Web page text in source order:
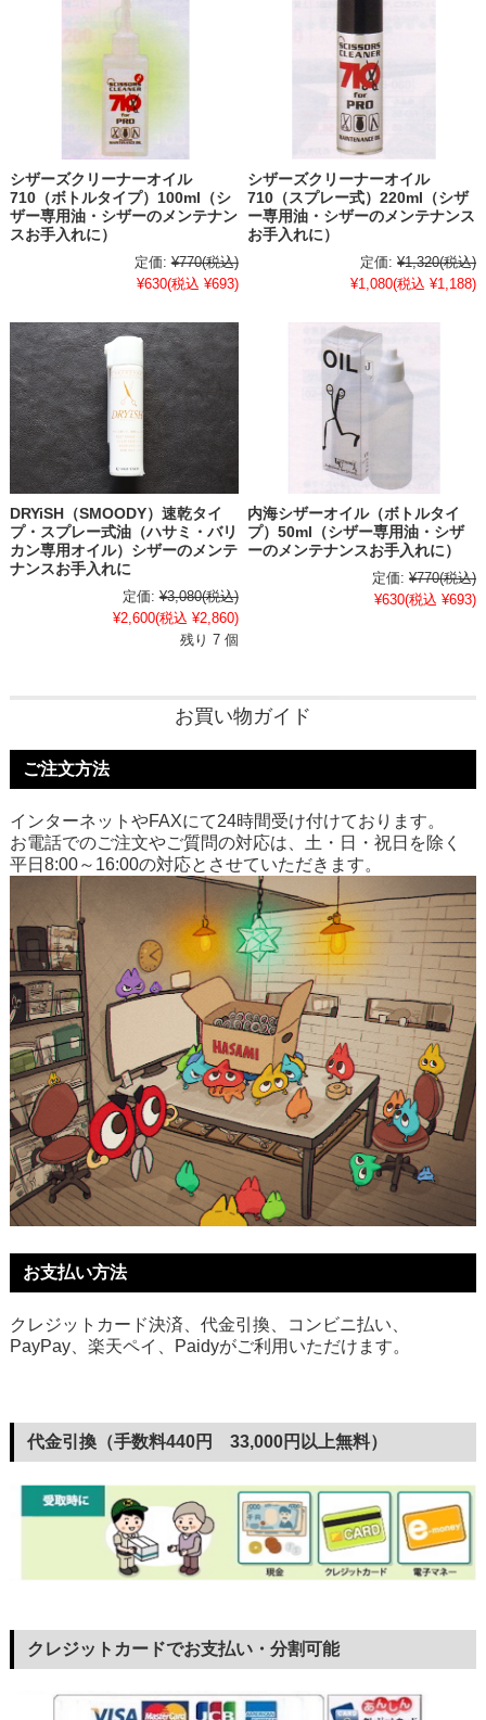
シザーズクリーナーオイル
710（ボトルタイプ）100ml（シ
ザー専用油・シザーのメンテナン
スお手入れに）
定価: ¥770(税込)
¥630(税込 ¥693)
シザーズクリーナーオイル
710（スプレー式）220ml（シザ
ー専用油・シザーのメンテナンス
お手入れに）
定価: ¥1,320(税込)
¥1,080(税込 ¥1,188)
DRYiSH（SMOODY）速乾タイ
プ・スプレー式油（ハサミ・バリ
カン専用オイル）シザーのメンテ
ナンスお手入れに
定価: ¥3,080(税込)
¥2,600(税込 ¥2,860)
残り 7 個
内海シザーオイル（ボトルタイ
プ）50ml（シザー専用油・シザ
ーのメンテナンスお手入れに）
定価: ¥770(税込)
¥630(税込 ¥693)
お買い物ガイド
ご注文方法
インターネットやFAXにて24時間受け付けております。
お電話でのご注文やご質問の対応は、土・日・祝日を除く
平日8:00～16:00の対応とさせていただきます。
お支払い方法
クレジットカード決済、代金引換、コンビニ払い、
PayPay、楽天ペイ、Paidyがご利用いただけます。
代金引換（手数料440円 33,000円以上無料）
クレジットカードでお支払い・分割可能